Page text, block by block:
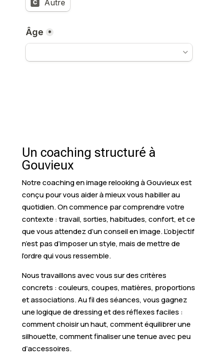
Un coaching structuré à
Gouvieux
Notre coaching en image relooking à Gouvieux est
conçu pour vous aider à mieux vous habiller au
quotidien. On commence par comprendre votre
contexte : travail, sorties, habitudes, confort, et ce
que vous attendez d’un conseil en image. L’objectif
n’est pas d’imposer un style, mais de mettre de
l’ordre qui vous ressemble.
Nous travaillons avec vous sur des critères
concrets : couleurs, coupes, matières, proportions
et associations. Au fil des séances, vous gagnez
une logique de dressing et des réflexes faciles :
comment choisir un haut, comment équilibrer une
silhouette, comment finaliser une tenue avec peu
d’accessoires.